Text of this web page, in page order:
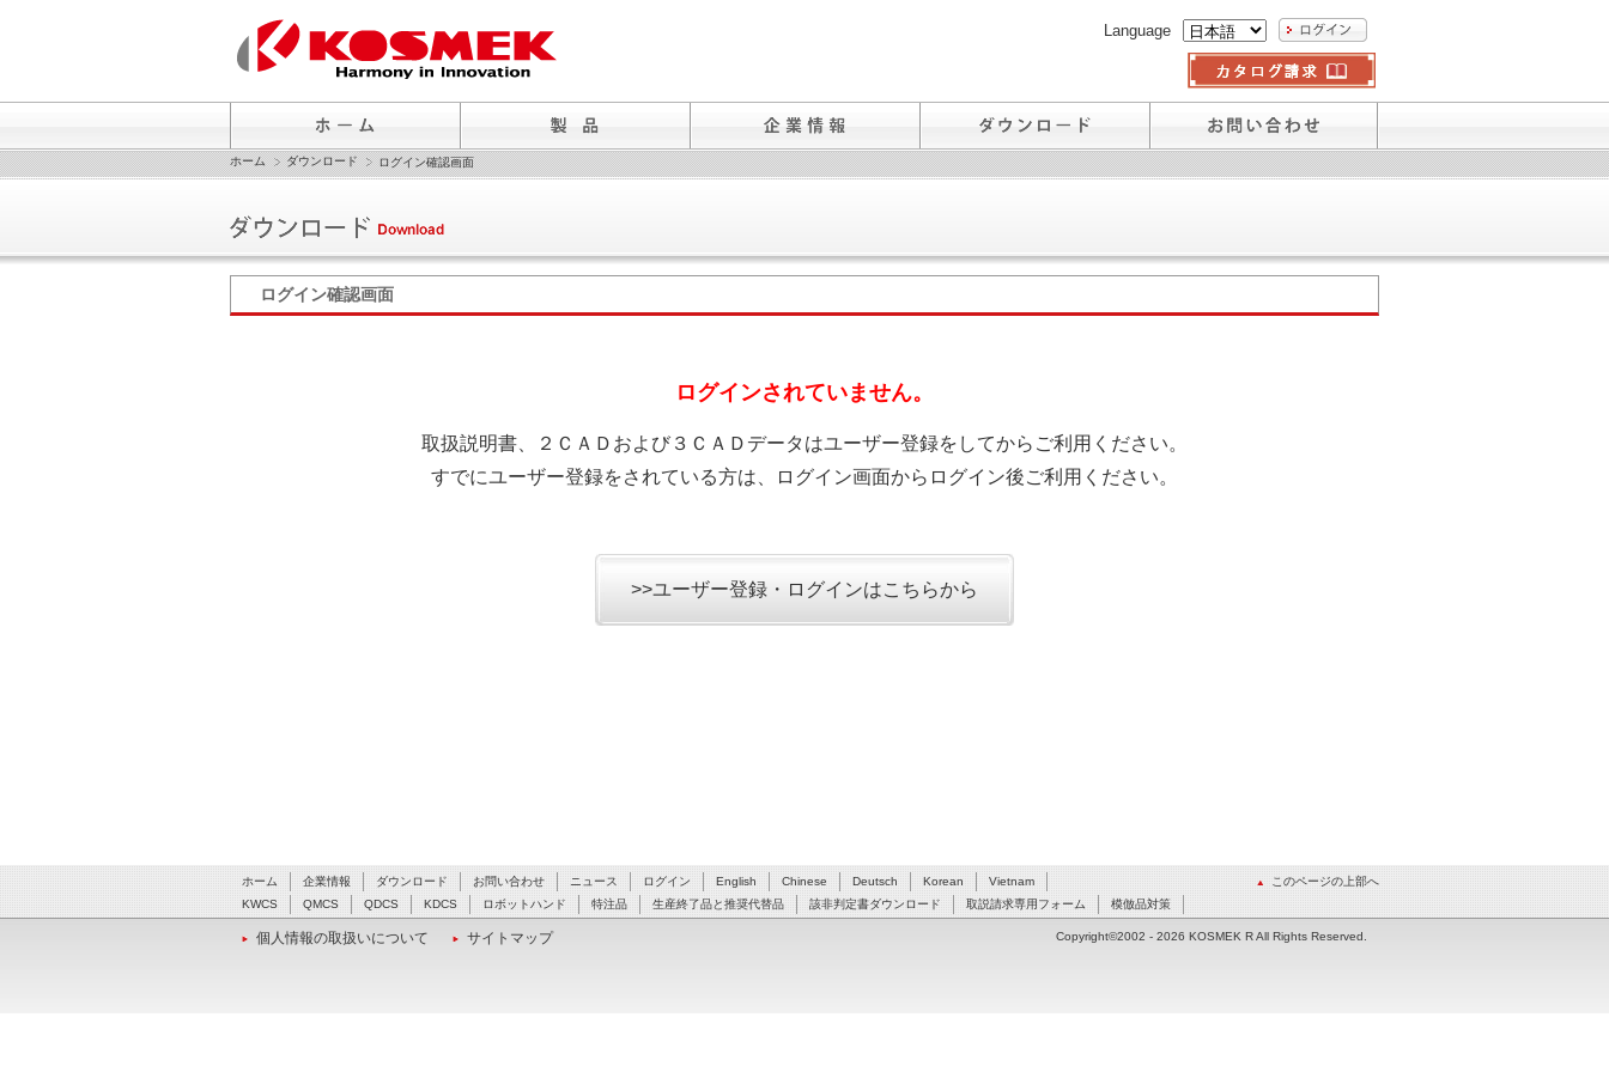
Language
ホーム ダウンロード ログイン確認画面
ログイン確認画面
ログインされていません。
取扱説明書、２ＣＡＤおよび３ＣＡＤデータはユーザー登録をしてからご利用ください。
すでにユーザー登録をされている方は、ログイン画面からログイン後ご利用ください。
>>ユーザー登録・ログインはこちらから
このページの上部へ
ホーム 企業情報 ダウンロード お問い合わせ ニュース ログイン English Chinese Deutsch Korean
Vietnam
KWCS
QMCS QDCS KDCS ロボットハンド 特注品 生産終了品と推奨代替品 該非判定書ダウンロード 取説請求専用フォーム 模倣品対策
個人情報の取扱いについて サイトマップ Copyright©2002 - 2026 KOSMEK R All Rights Reserved.